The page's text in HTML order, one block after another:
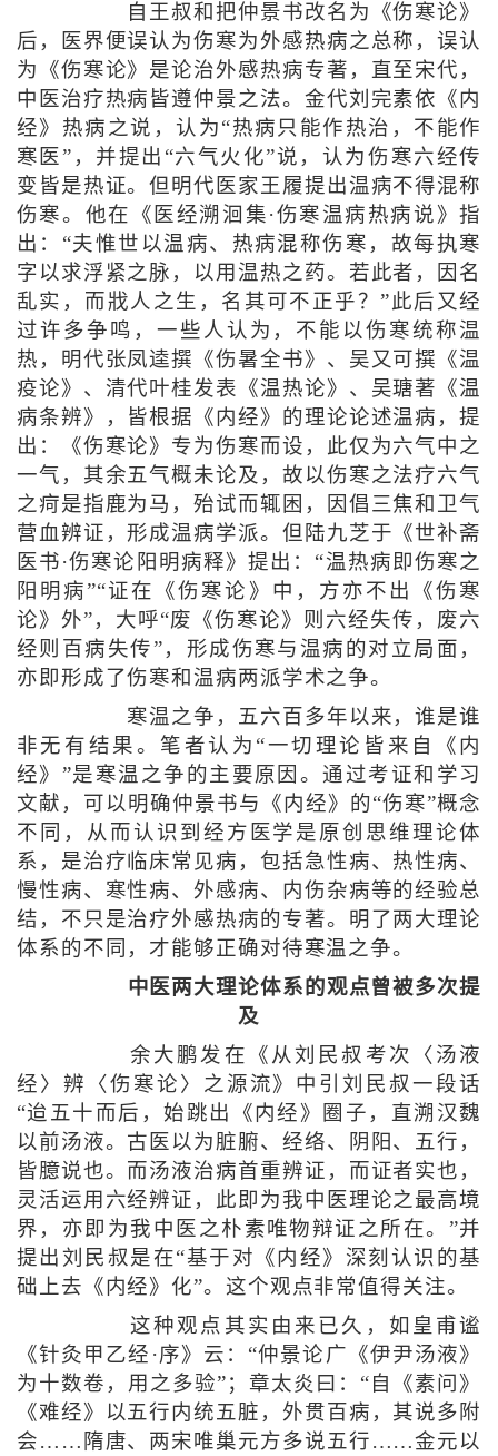
自王叔和把仲景书改名为《伤寒论》
后，医界便误认为伤寒为外感热病之总称，误认
为《伤寒论》是论治外感热病专著，直至宋代，
中医治疗热病皆遵仲景之法。金代刘完素依《内
经》热病之说，认为“热病只能作热治，不能作
寒医”，并提出“六气火化”说，认为伤寒六经传
变皆是热证。但明代医家王履提出温病不得混称
伤寒。他在《医经溯洄集·伤寒温病热病说》指
出：“夫惟世以温病、热病混称伤寒，故每执寒
字以求浮紧之脉，以用温热之药。若此者，因名
乱实，而戕人之生，名其可不正乎？”此后又经
过许多争鸣，一些人认为，不能以伤寒统称温
热，明代张凤逵撰《伤暑全书》、吴又可撰《温
疫论》、清代叶桂发表《温热论》、吴瑭著《温
病条辨》，皆根据《内经》的理论论述温病，提
出：《伤寒论》专为伤寒而设，此仅为六气中之
一气，其余五气概未论及，故以伤寒之法疗六气
之疴是指鹿为马，殆试而辄困，因倡三焦和卫气
营血辨证，形成温病学派。但陆九芝于《世补斋
医书·伤寒论阳明病释》提出：“温热病即伤寒之
阳明病”“证在《伤寒论》中，方亦不出《伤寒
论》外”，大呼“废《伤寒论》则六经失传，废六
经则百病失传”，形成伤寒与温病的对立局面，
亦即形成了伤寒和温病两派学术之争。
寒温之争，五六百多年以来，谁是谁
非无有结果。笔者认为“一切理论皆来自《内
经》”是寒温之争的主要原因。通过考证和学习
文献，可以明确仲景书与《内经》的“伤寒”概念
不同，从而认识到经方医学是原创思维理论体
系，是治疗临床常见病，包括急性病、热性病、
慢性病、寒性病、外感病、内伤杂病等的经验总
结，不只是治疗外感热病的专著。明了两大理论
体系的不同，才能够正确对待寒温之争。
中医两大理论体系的观点曾被多次提
及
余大鹏发在《从刘民叔考次〈汤液
经〉辨〈伤寒论〉之源流》中引刘民叔一段话
“迨五十而后，始跳出《内经》圈子，直溯汉魏
以前汤液。古医以为脏腑、经络、阴阳、五行，
皆臆说也。而汤液治病首重辨证，而证者实也，
灵活运用六经辨证，此即为我中医理论之最高境
界，亦即为我中医之朴素唯物辩证之所在。”并
提出刘民叔是在“基于对《内经》深刻认识的基
础上去《内经》化”。这个观点非常值得关注。
这种观点其实由来已久，如皇甫谧
《针灸甲乙经·序》云：“仲景论广《伊尹汤液》
为十数卷，用之多验”；章太炎曰：“自《素问》
《难经》以五行内统五脏，外贯百病，其说多附
会……隋唐、两宋唯巢元方多说五行……金元以